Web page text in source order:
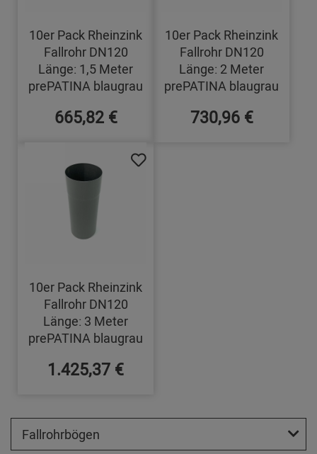
10er Pack Rheinzink
Fallrohr DN120
Länge: 1,5 Meter
prePATINA blaugrau
665,82 €
10er Pack Rheinzink
Fallrohr DN120
Länge: 2 Meter
prePATINA blaugrau
730,96 €
10er Pack Rheinzink
Fallrohr DN120
Länge: 3 Meter
prePATINA blaugrau
1.425,37 €
Fallrohrbögen